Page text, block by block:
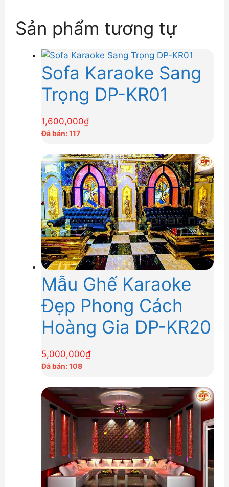
Sản phẩm tương tự
Sofa Karaoke Sang
Trọng DP-KR01
1,600,000₫
Đã bán: 117
Mẫu Ghế Karaoke
Đẹp Phong Cách
Hoàng Gia DP-KR20
5,000,000₫
Đã bán: 108